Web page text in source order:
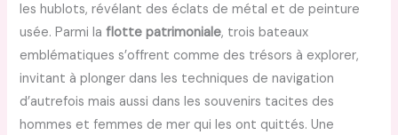
les hublots, révélant des éclats de métal et de peinture
usée. Parmi laflotte patrimoniale, trois bateaux
emblématiques s’offrent comme des trésors à explorer,
invitant à plonger dans les techniques de navigation
d’autrefois mais aussi dans les souvenirs tacites des
hommes et femmes de mer qui les ont quittés. Une